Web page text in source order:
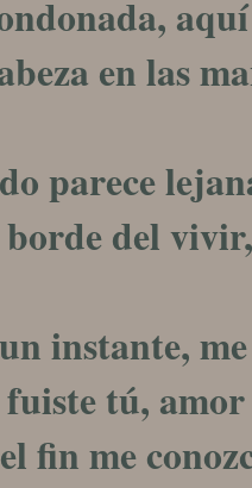
en las
parece
del
instante,
tú,
fin me